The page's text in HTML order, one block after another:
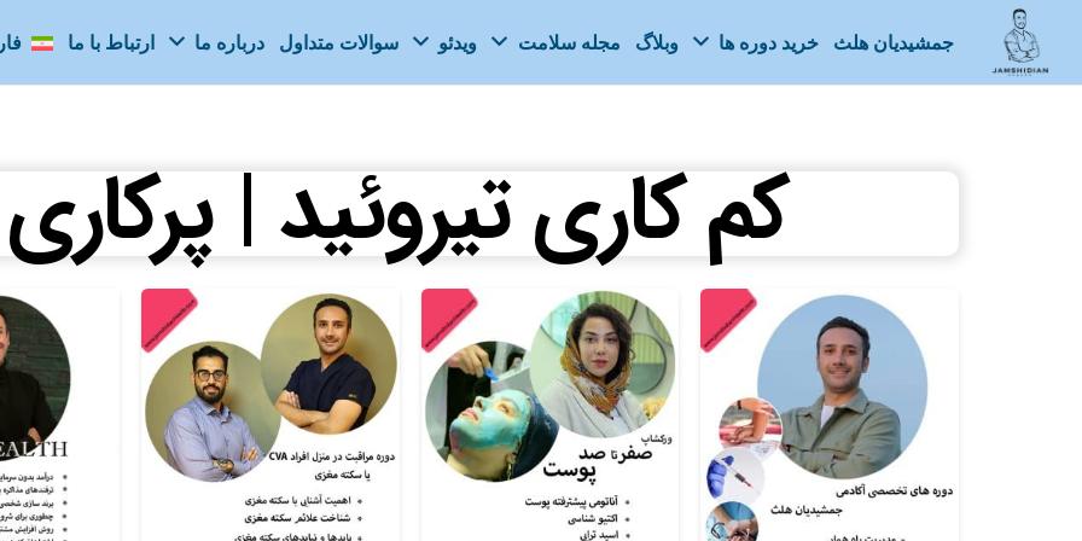
جمشیدیان هلث خرید دوره ها وبلاگ مجله سلامت ویدئو سوالات متداول درباره ما ارتباط با ما
کم کاری تیروئید |